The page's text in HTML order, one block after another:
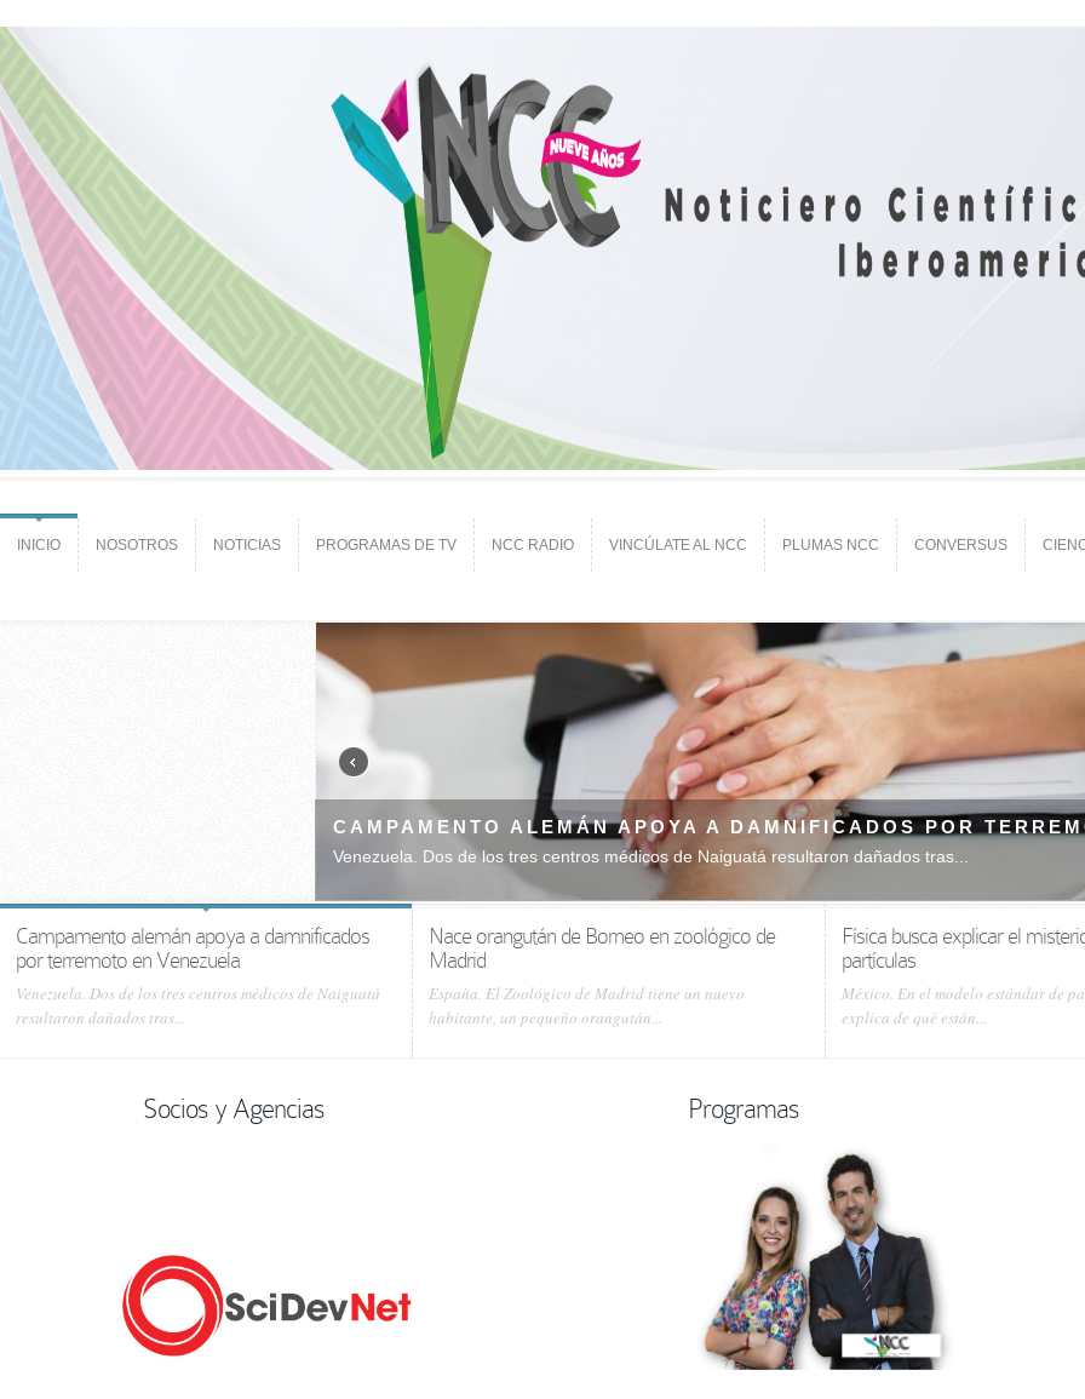
INICIO NOSOTROS NOTICIAS PROGRAMAS DE TV NCC RADIO VINCÚLATE AL NCC PLUMAS NCC CONVERSUS
TERREMOTO EN VENEZUELA NACE ORANGUTÁN DE BORNEO EN ZOOLÓGICO
España. El Zoológico de Madrid tiene un nuevo habitante, un pequeño
Campamento alemán apoya a damnificados
por terremoto en Venezuela
Venezuela. Dos de los tres centros médicos de Naiguatá
resultaron dañados tras...
Nace orangután de Borneo en zoológico de
Madrid
España. El Zoológico de Madrid tiene un nuevo
habitante, un pequeño orangután...
Física busca explicar el
partículas
México. En el modelo estándar de
explica de qué están...
Socios y Agencias Programas